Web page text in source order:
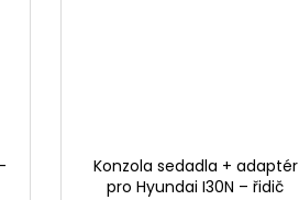
Konzola sedadla + adaptér
pro Hyundai I30N – řidič